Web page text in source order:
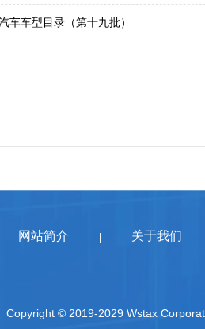
车车型目录（第十九批）
网站简介 关于我们
Copyright © 2019-2029 Wstax